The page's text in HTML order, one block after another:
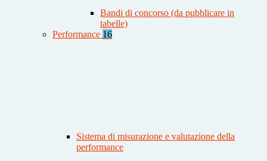
Bandi di concorso (da pubblicare in
tabelle)
Performance 16
Sistema di misurazione e valutazione della
performance